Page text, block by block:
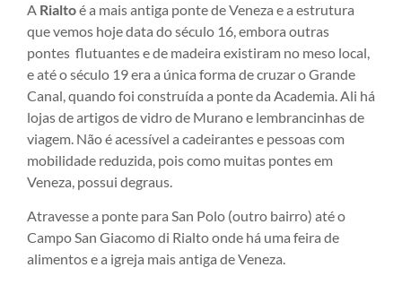
A Rialtoé a mais antiga ponte de Veneza e a estrutura
que vemos hoje data do século 16, embora outras
pontes flutuantes e de madeira existiram no meso local,
e até o século 19 era a única forma de cruzar o Grande
Canal, quando foi construída a ponte da Academia. Ali há
lojas de artigos de vidro de Murano e lembrancinhas de
viagem. Não é acessível a cadeirantes e pessoas com
mobilidade reduzida, pois como muitas pontes em
Veneza, possui degraus.
Atravesse a ponte para San Polo (outro bairro) até o
Campo San Giacomo di Rialto onde há uma feira de
alimentos e a igreja mais antiga de Veneza.